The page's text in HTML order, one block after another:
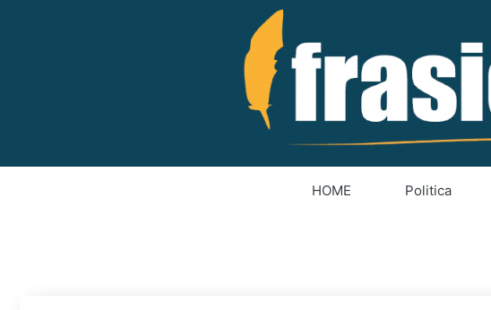
HOME Politica